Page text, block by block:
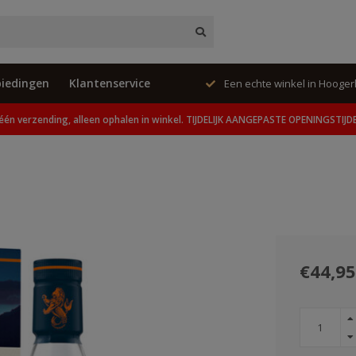
Klantenservice
winkel in Hoogerheide Unieke cadeaus en
verzending, alleen ophalen in winkel. TIJDELIJK AANGEPASTE
€44,95